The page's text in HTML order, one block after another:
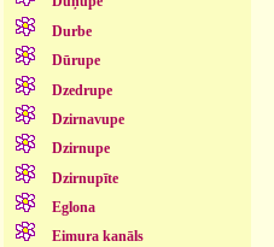
Durbe
Dūrupe
Dzedrupe
Dzirnavupe
Dzirnupe
Dzirnupīte
Eglona
Eimura kanāls